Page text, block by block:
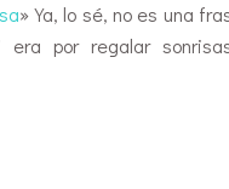
» Ya, lo sé, no es una
era por regalar